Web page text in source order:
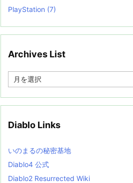
PlayStation (7)
Archives List
e
i
s
t
Diablo Links
いのまるの秘密基地
Diablo4 公式
Diablo2 Resurrected Wiki